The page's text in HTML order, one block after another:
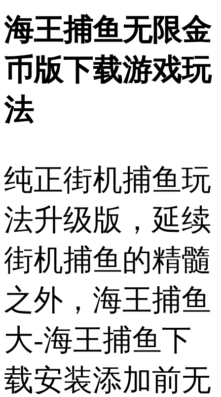
海王捕鱼无限金
币版下载游戏玩
法
纯正街机捕鱼玩
法升级版，延续
街机捕鱼的精髓
之外，海王捕鱼
大-海王捕鱼下
载安装添加前无